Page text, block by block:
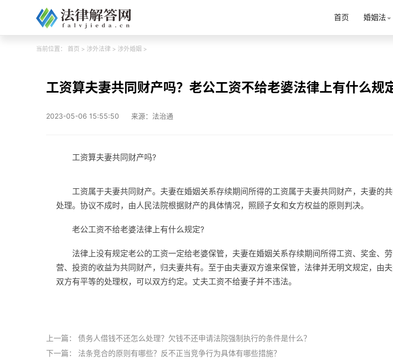
首页 婚姻法
当前位置： 首页 > 涉外法律 > 涉外婚姻 >
工资算夫妻共同财产吗？老公工资不给老婆法律上有什么规
2023-05-06 15:55:50 来源：法治通
工资算夫妻共同财产吗?
工资属于夫妻共同财产。夫妻在婚姻关系存续期间所得的工资属于夫妻共同财产，夫妻的
处理。协议不成时，由人民法院根据财产的具体情况，照顾子女和女方权益的原则判决。
老公工资不给老婆法律上有什么规定?
法律上没有规定老公的工资一定给老婆保管，夫妻在婚姻关系存续期间所得工资、奖金、
营、投资的收益为共同财产，归夫妻共有。至于由夫妻双方谁来保管，法律并无明文规定，由夫
双方有平等的处理权，可以双方约定。丈夫工资不给妻子并不违法。
上一篇： 债务人借钱不还怎么处理？欠钱不还申请法院强制执行的条件是什么？
下一篇： 法条竞合的原则有哪些？反不正当竞争行为具体有哪些措施？